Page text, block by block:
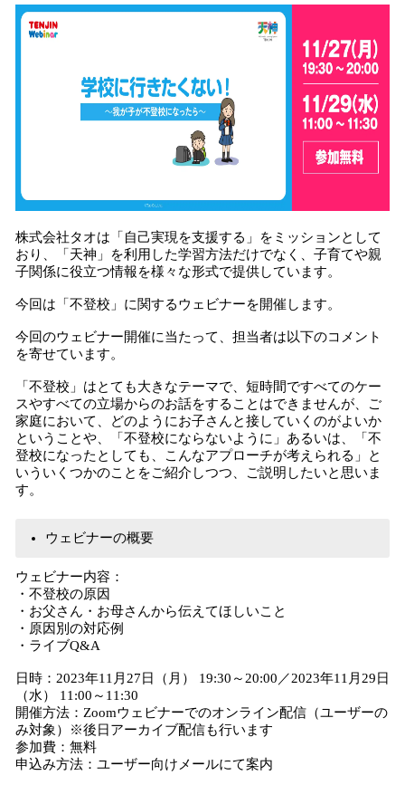
で
す
株式会社タオは「自己実現を支援する」をミッションとして
おり、「天神」を利用した学習方法だけでなく、子育てや親
子関係に役立つ情報を様々な形式で提供しています。
今回は「不登校」に関するウェビナーを開催します。
今回のウェビナー開催に当たって、担当者は以下のコメント
を寄せています。
「不登校」はとても大きなテーマで、短時間ですべてのケー
スやすべての立場からのお話をすることはできませんが、ご
家庭において、どのようにお子さんと接していくのがよいか
ということや、「不登校にならないように」あるいは、「不
登校になったとしても、こんなアプローチが考えられる」と
いういくつかのことをご紹介しつつ、ご説明したいと思いま
す。
ウェビナーの概要
ウェビナー内容：
・不登校の原因
・お父さん・お母さんから伝えてほしいこと
・原因別の対応例
・ライブQ&A
日時：2023年11月27日（月） 19:30～20:00／2023年11月29日
（水） 11:00～11:30
開催方法：Zoomウェビナーでのオンライン配信（ユーザーの
み対象）※後日アーカイブ配信も行います
参加費：無料
申込み方法：ユーザー向けメールにて案内